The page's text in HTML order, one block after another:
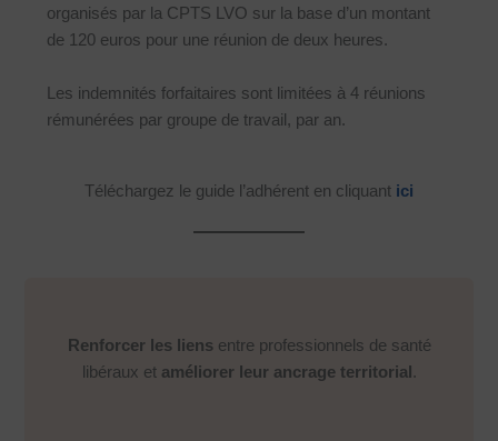
organisés par la CPTS LVO sur la base d’un montant
de 120 euros pour une réunion de deux heures.
Les indemnités forfaitaires sont limitées à 4 réunions
rémunérées par groupe de travail, par an.
Téléchargez le guide l’adhérent en cliquant ici
Renforcer les liensentre professionnels de santé
libéraux et améliorer leur ancrage territorial .